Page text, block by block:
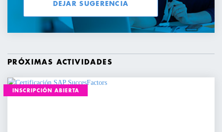
DEJAR SUGERENCIA
PRÓXIMAS ACTIVIDADES
INSCRIPCIÓN ABIERTA